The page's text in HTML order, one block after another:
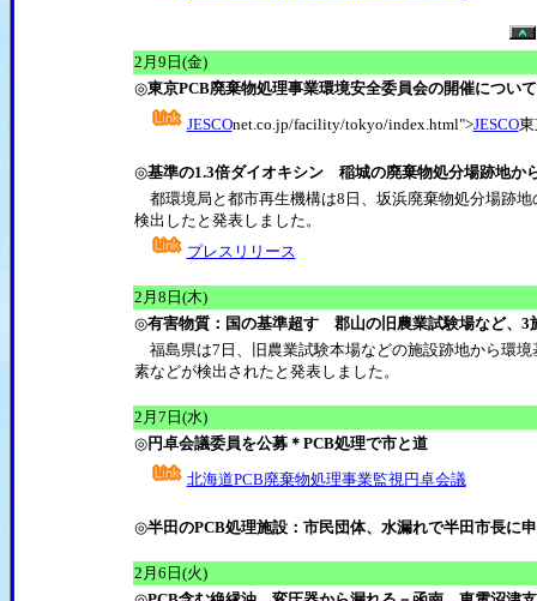
2月9日(金)
◎東京PCB廃棄物処理事業環境安全委員会の開催について
JESCOnet.co.jp/facility/tokyo/index.html">JESCO東
◎基準の1.3倍ダイオキシン 稲城の廃棄物処分場跡地か
都環境局と都市再生機構は8日、坂浜廃棄物処分場跡
検出したと発表しました。
プレスリリース
2月8日(木)
◎有害物質：国の基準超す 郡山の旧農業試験場など、
福島県は7日、旧農業試験本場などの施設跡地から環
素などが検出されたと発表しました。
2月7日(水)
◎円卓会議委員を公募＊PCB処理で市と道
北海道PCB廃棄物処理事業監視円卓会議
◎半田のPCB処理施設：市民団体、水漏れで半田市長に
2月6日(火)